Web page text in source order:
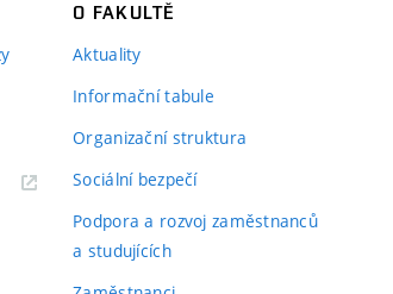
O FAKULTĚ
Aktuality
Informační tabule
Organizační struktura
Sociální bezpečí
Podpora a rozvoj zaměstnanců
a studujících